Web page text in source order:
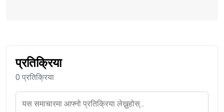
प्रतिक्रिया
0 प्रतिक्रिया